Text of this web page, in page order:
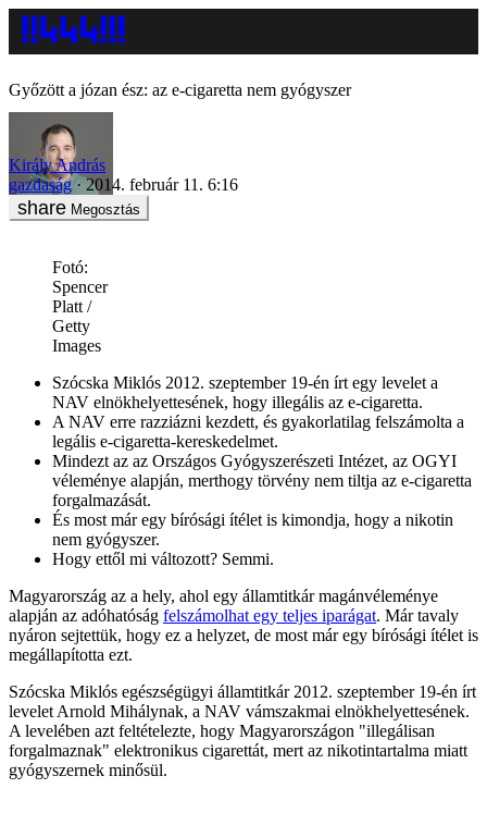
Győzött a józan ész: az e-cigaretta nem gyógyszer
Király András
gazdaság
2014. február 11. 6:16
Megosztás
Fotó:
Spencer
Platt /
Getty
Images
Szócska Miklós 2012. szeptember 19-én írt egy levelet a
NAV elnökhelyettesének, hogy illegális az e-cigaretta.
A NAV erre razziázni kezdett, és gyakorlatilag felszámolta a
legális e-cigaretta-kereskedelmet.
Mindezt az az Országos Gyógyszerészeti Intézet, az OGYI
véleménye alapján, merthogy törvény nem tiltja az e-cigaretta
forgalmazását.
És most már egy bírósági ítélet is kimondja, hogy a nikotin
nem gyógyszer.
Hogy ettől mi változott? Semmi.
Magyarország az a hely, ahol egy államtitkár magánvéleménye
alapján az adóhatóság felszámolhat egy teljes iparágat. Már tavaly
nyáron sejtettük, hogy ez a helyzet, de most már egy bírósági ítélet is
megállapította ezt.
Szócska Miklós egészségügyi államtitkár 2012. szeptember 19-én írt
levelet Arnold Mihálynak, a NAV vámszakmai elnökhelyettesének.
A levelében azt feltételezte, hogy Magyarországon "illegálisan
forgalmaznak" elektronikus cigarettát, mert az nikotintartalma miatt
gyógyszernek minősül.